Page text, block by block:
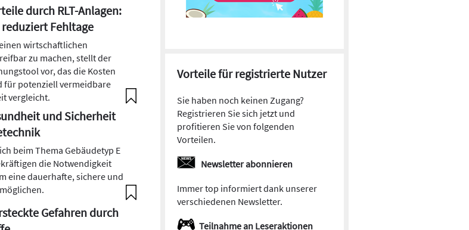
durch RLT-Anlagen:
Fehltage
wirtschaftlichen
zu machen, stellt der
vor, das die Kosten
für potenziell vermeidbare
vergleicht.
und Sicherheit
beim Thema Gebäudetyp E
die Notwendigkeit
eine dauerhafte, sichere und
Gefahren durch
Vorteile für registrierte Nutzer
Sie haben noch keinen Zugang?
Registrieren Sie sich jetzt und
profitieren Sie von folgenden
Vorteilen.
Newsletter abonnieren
Immer top informiert dank unserer
verschiedenen Newsletter.
Teilnahme an Leseraktionen